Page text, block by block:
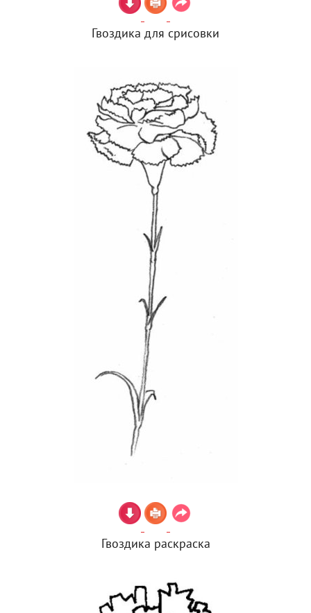
Гвоздика для срисовки
Гвоздика раскраска